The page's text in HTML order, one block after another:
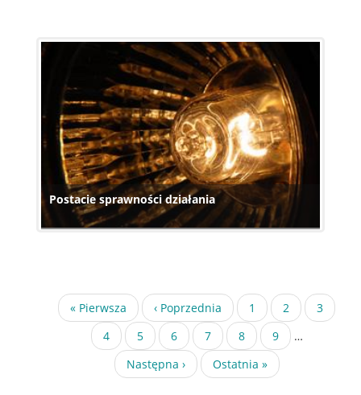
Postacie sprawności działania
Stronicowanie
Pierwsza
strona
« Pierwsza
Poprzednia
strona
‹ Poprzednia Strona
1 Strona
2
Bieżąca
strona
3
Strona
4 Strona
5 Strona
6 Strona
7 Strona
8 Strona
9
…
Następna
strona
Następna ›
Ostatnia
strona
Ostatnia »